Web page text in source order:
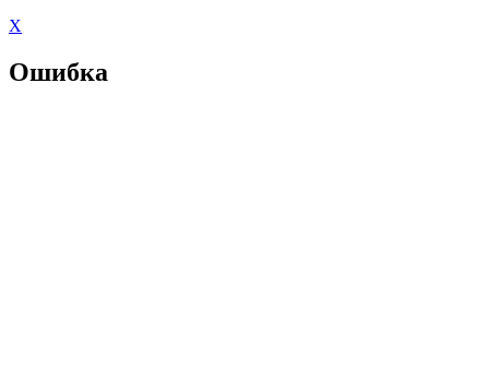
X
Ошибка